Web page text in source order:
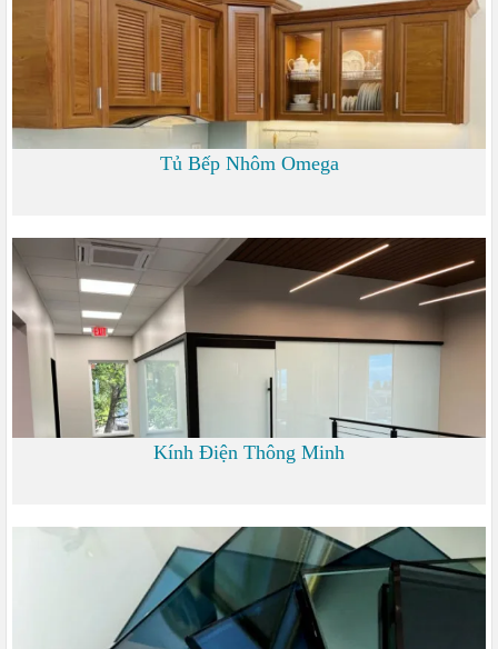
Tủ Bếp Nhôm Omega
6.000 đ
Kính Điện Thông Minh
0 đ